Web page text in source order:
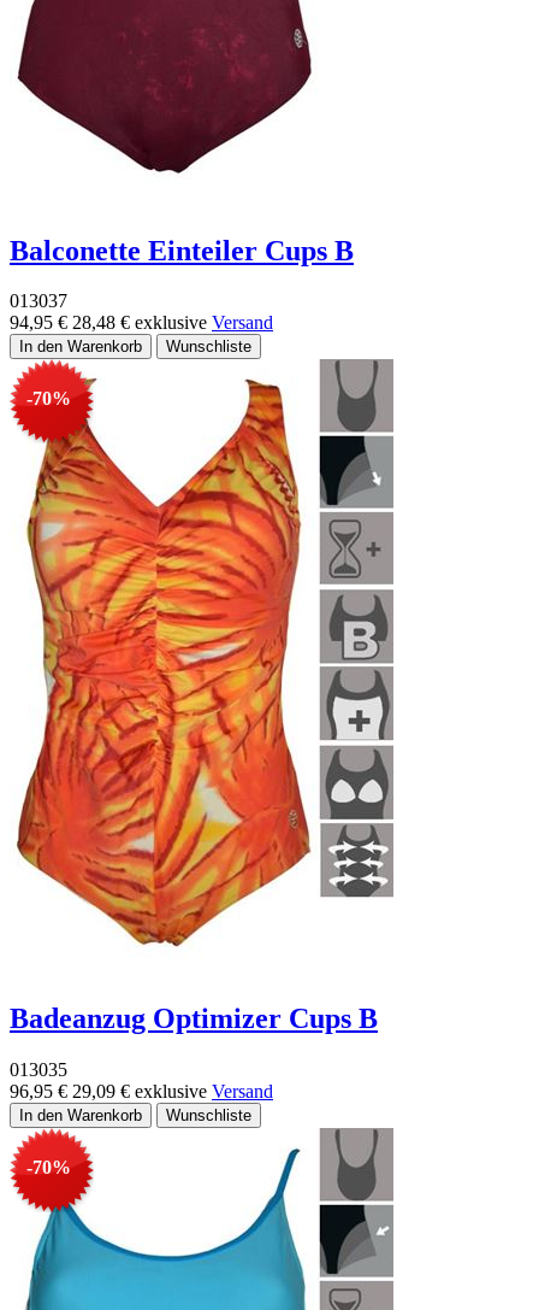
Balconette Einteiler Cups B
013037
94,95 € 28,48 € exklusive Versand
-70%
Badeanzug Optimizer Cups B
013035
96,95 € 29,09 € exklusive Versand
-70%